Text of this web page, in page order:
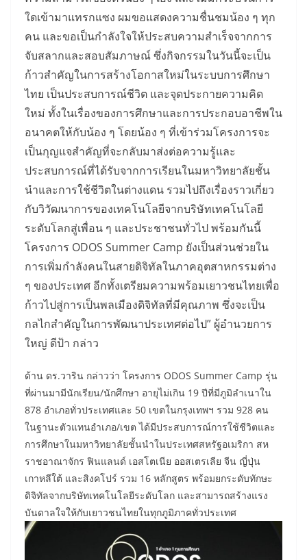
ใดเข้ามาแทรกแซง ผมขอแสดงความชื่นชมน้อง ๆ ทุก
คน และขอเป็นกำลังใจให้ประสบความสำเร็จจากการ
จับสลากและสอบสัมภาษณ์ ซึ่งกิจกรรมในวันนี้จะเป็น
ก้าวสำคัญในการสร้างโอกาสใหม่ในระบบการศึกษา
ไทย เป็นประสบการณ์ชีวิต และจุดประกายความคิด
ใหม่ ทั้งในเรื่องของการศึกษาและการประกอบอาชีพใน
อนาคตให้กับน้อง ๆ โดยน้อง ๆ ที่เข้าร่วมโครงการจะ
เป็นกุญแจสำคัญที่จะกลับมาส่งต่อความรู้และ
ประสบการณ์ที่ได้รับจากการเรียนในมหาวิทยาลัยชั้น
นำและการใช้ชีวิตในต่างแดน รวมไปถึงเรื่องราวเกี่ยว
กับวิวัฒนาการของเทคโนโลยีจากบริษัทเทคโนโลยี
ระดับโลกสู่เพื่อน ๆ และประชาชนทั่วไป พร้อมกันนี้
โครงการ ODOS Summer Camp ยังเป็นส่วนช่วยใน
การเพิ่มกำลังคนในสายดิจิทัลในภาคอุตสาหกรรมต่าง
ๆ ของประเทศ อีกทั้งเตรียมความพร้อมเยาวชนไทยเพื่อ
ก้าวไปสู่การเป็นพลเมืองดิจิทัลที่มีคุณภาพ ซึ่งจะเป็น
กลไกสำคัญในการพัฒนาประเทศต่อไป” ผู้อำนวยการ
ใหญ่ ดีป้า กล่าว
ด้าน ดร.วาริน กล่าวว่า โครงการ ODOS Summer Camp รุ่น
ที่ผ่านมามีนักเรียน/นักศึกษา อายุไม่เกิน 19 ปีที่มีภูมิลำเนาใน
878 อำเภอทั่วประเทศและ 50 เขตในกรุงเทพฯ รวม 928 คน
ในฐานะตัวแทนอำเภอ/เขต ได้มีประสบการณ์การใช้ชีวิตและ
การศึกษาในมหาวิทยาลัยชั้นนำในประเทศสหรัฐอเมริกา สห
ราชอาณาจักร ฟินแลนด์ เอสโตเนีย ออสเตรเลีย จีน ญี่ปุ่น
เกาหลีใต้ และสิงคโปร์ รวม 16 หลักสูตร พร้อมยกระดับทักษะ
ดิจิทัลจากบริษัทเทคโนโลยีระดับโลก และสามารถสร้างแรง
บันดาลใจให้กับเยาวชนไทยในทุกภูมิภาคทั่วประเทศ